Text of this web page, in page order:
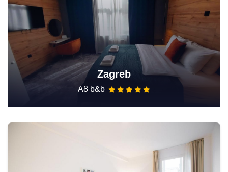
Zagreb
A8 b&b